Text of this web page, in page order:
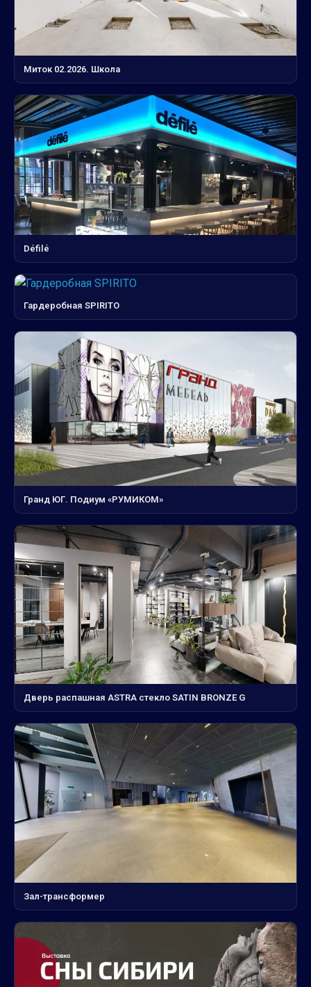
Миток 02.2026. Школа
Défilé
Гардеробная SPIRITO
Гранд ЮГ. Подиум «РУМИКОМ»
Дверь распашная ASTRA стекло SATIN BRONZE G
Зал-трансформер